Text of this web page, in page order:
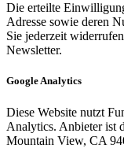
Die erteilte
Adresse sowie deren
Sie jederzeit
Newsletter.
Google Analytics
Diese Website nutzt
Analytics. Anbieter ist
Mountain View, CA